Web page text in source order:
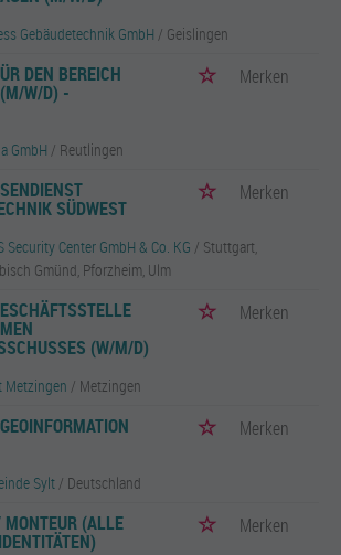
Gebäudetechnik GmbH / Geislingen
DEN BEREICH
W/D) -
Merken
GmbH / Reutlingen
S
SÜDWEST
Merken
Security Center GmbH & Co. KG / Stuttgart,
Gmünd, Pforzheim, Ulm
(W/M/D)
Merken
Metzingen / Metzingen
Merken
Sylt / Deutschland
(ALLE Merken